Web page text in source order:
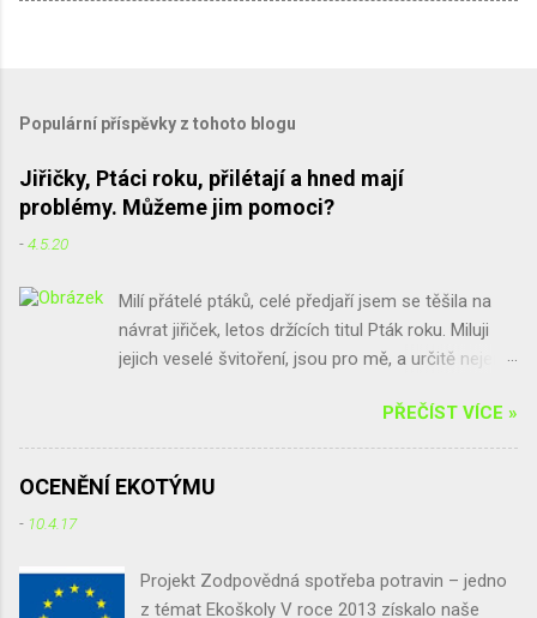
Populární příspěvky z tohoto blogu
Jiřičky, Ptáci roku, přilétají a hned mají
problémy. Můžeme jim pomoci?
-4.5.20
Milí přátelé ptáků, celé předjaří jsem se těšila na
návrat jiřiček, letos držících titul Pták roku. Miluji
jejich veselé švitoření, jsou pro mě, a určitě nejen
Bohužel, ne všude se na jiřičky těší. Někoho trápí
hromádky trusu, které po jiřičkách zůstávají, někdo
se bojí parazitů, a jinde by sice jiřičky chtěli, ale při
všímejte si jich a máte-li s nimi problémy, zkuste je
PŘEČÍST VÍCE »
OCENĚNÍ EKOTÝMU
- 10.4.17
Projekt Zodpovědná spotřeba potravin – jedno
z témat Ekoškoly V roce 2013 získalo naše